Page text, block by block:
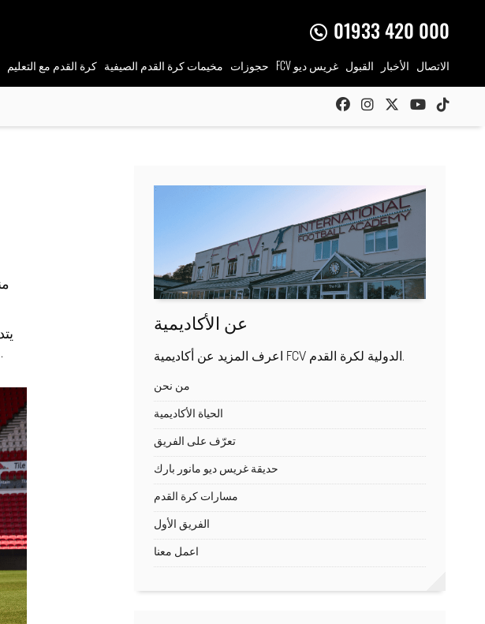
01933 420 000
كرة القدم مع التعليم مخيمات كرة القدم الصيفية حجوزات FCV غريس ديو القبول الأخبار الاتصال
القدم النخبة لـ FCV، مع تلقي دعم مخصص وعملي طوال عملية التوظيف في الجامعات الأمريكية.
عن الأكاديمية
اعرف المزيد عن أكاديمية FCV الدولية لكرة القدم.
من نحن
الحياة الأكاديمية
تعرّف على الفريق
حديقة غريس ديو مانور بارك
مسارات كرة القدم
الفريق الأول
اعمل معنا